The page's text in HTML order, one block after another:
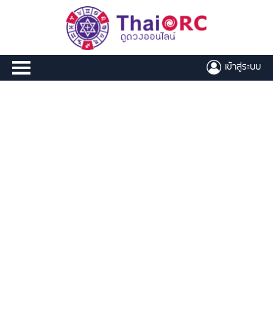
เข้าสู่ระบบ